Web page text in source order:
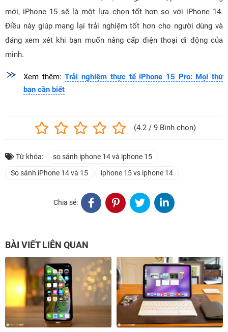
mới, iPhone 15 sẽ là một lựa chọn tốt hơn so với iPhone 14.
Điều này giúp mang lại trải nghiệm tốt hơn cho người dùng và
đáng xem xét khi bạn muốn nâng cấp điện thoại di động của
mình.
Xem thêm:Trải nghiệm thực tế iPhone 15 Pro: Mọi thứ
bạn cần biết
(4.2 / 9 Bình chọn)
Từ khóa:
so sánh iphone 14 và iphone 15
So sánh iPhone 14 và 15
iphone 15 vs iphone 14
Chia sẻ:
BÀI VIẾT LIÊN QUAN